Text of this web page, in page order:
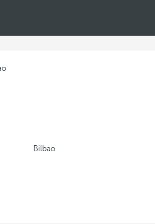
Bilbao